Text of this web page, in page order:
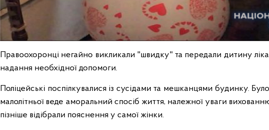
Правоохоронці негайно викликали "швидку" та передали дитину
надання необхідної допомоги.
Поліцейські поспілкувалися із сусідами та мешканцями будинку.
малолітньої веде аморальний спосіб життя, належної уваги
пізніше відібрали пояснення у самої жінки.